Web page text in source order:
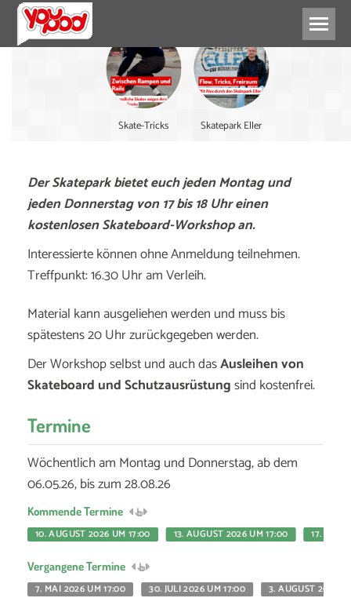
Skate-Tricks Skatepark Eller
Der Skatepark bietet euch jeden Montag und
jeden Donnerstag von 17 bis 18 Uhr einen
kostenlosen Skateboard-Workshop an.
Interessierte können ohne Anmeldung teilnehmen.
Treffpunkt: 16.30 Uhr am Verleih.
Material kann ausgeliehen werden und muss bis
spätestens 20 Uhr zurückgegeben werden.
Der Workshop selbst und auch dasAusleihen von
Skateboard und Schutzausrüstungsind kostenfrei.
Termine
Wöchentlich am Montag und Donnerstag, ab dem
06.05.26, bis zum 28.08.26
Kommende Termine
10. AUGUST 2026 UM 17:00
13. AUGUST 2026 UM 17:00 17.
Vergangene Termine
7. MAI 2026 UM 17:00
30. JULI 2026 UM 17:00 3. AUGUST 2026